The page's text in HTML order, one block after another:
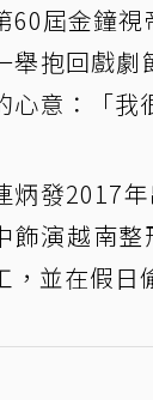
60屆金鐘
舉抱回戲
心意：「我
炳發2017
飾演越南
，並在假日